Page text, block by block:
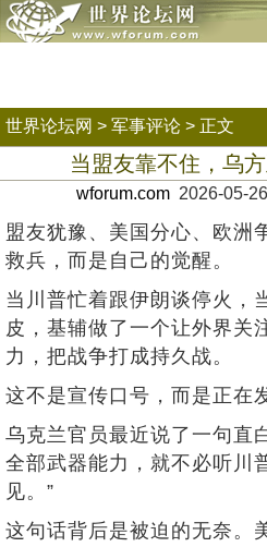
世界论坛网 > 军事评论 > 正文
当盟友靠不住，乌
wforum.com 2026-05-
盟友犹豫、美国分心、欧洲
救兵，而是自己的觉醒。
当川普忙着跟伊朗谈停火，
皮，基辅做了一个让外界关
力，把战争打成持久战。
这不是宣传口号，而是正在
乌克兰官员最近说了一句直
全部武器能力，就不必听川
见。”
这句话背后是被迫的无奈。